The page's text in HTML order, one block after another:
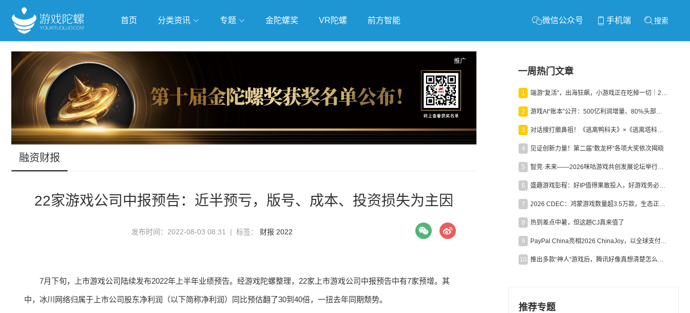
首页 分类资讯 专题
抢滩全球 人工智能 武侠游戏 独立游戏 云游戏
跨界Talk
金陀螺奖 VR陀螺 前方智能 微信公众号 手机端 搜索
推广
融资财报
22家游戏公司中报预告：近半预亏，版号、成本、投资损失为主因
发布时间：2022-08-03 08:31 | 标签： 财报 2022
7月下旬，上市游戏公司陆续发布2022年上半年业绩预告。经游戏陀螺整理，22家上市游戏公司中报预告中有7家预增。其
中，冰川网络归属于上市公司股东净利润（以下简称净利润）同比预估翻了30到40倍，一扭去年同期颓势。
一周热门文章
1 端游“复活”，出海狂飙，小游戏正在吃掉一切｜2026上半年产业报告
2 游戏AI“账本”公开：500亿利润增量、80%头部入局，谁在闷声发财？
3 对话搜打撤鼻祖！《逃离鸭科夫》×《逃离塔科夫》官方线下沙龙落幕
4 见证创新力量！第二届“数龙杯”各项大奖依次揭晓
5 智竞·未来——2026咪咕游戏共创发展论坛举行：聚力精品内容、AI创作与电竞生态，共建高品质益智健康游戏社区
6 盛趣游戏彭程：好IP值得果敢投入，好游戏务必长效经营
7 2026 CDEC：鸿蒙游戏数量超3.5万款，生态正循环加速产业高质量发展
8 热到差点中暑，但这趟CJ真来值了
9 PayPal China亮相2026 ChinaJoy，以全球支付能力助力中国游戏企业深化全球运营
10 推出多款“神人”游戏后，腾讯好像真想清楚怎么做二次元了
推荐专题